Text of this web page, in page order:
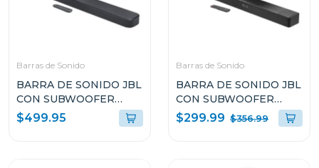
Barras de Sonido
BARRA DE SONIDO JBL
CON SUBWOOFER
INALÁMBRICO
BAR500M2BLK
$499.95
Barras de Sonido
BARRA DE SONIDO JBL
CON SUBWOOFER
INALAMBRICO DOLBY
ATMOS SB595BLKC
$299.99 $356.99